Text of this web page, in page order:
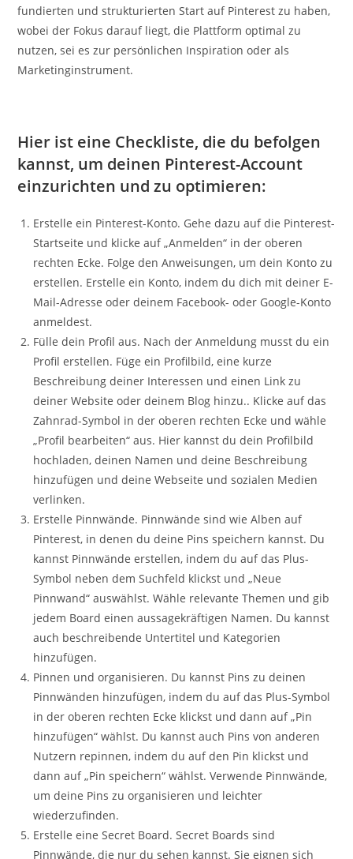
fundierten und strukturierten Start auf Pinterest zu haben,
wobei der Fokus darauf liegt, die Plattform optimal zu
nutzen, sei es zur persönlichen Inspiration oder als
Marketinginstrument.
Hier ist eine Checkliste, die du befolgen
kannst, um deinen Pinterest-Account
einzurichten und zu optimieren:
Erstelle ein Pinterest-Konto. Gehe dazu auf die Pinterest-
Startseite und klicke auf „Anmelden“ in der oberen
rechten Ecke. Folge den Anweisungen, um dein Konto zu
erstellen. Erstelle ein Konto, indem du dich mit deiner E-
Mail-Adresse oder deinem Facebook- oder Google-Konto
anmeldest.
Fülle dein Profil aus. Nach der Anmeldung musst du ein
Profil erstellen. Füge ein Profilbild, eine kurze
Beschreibung deiner Interessen und einen Link zu
deiner Website oder deinem Blog hinzu.. Klicke auf das
Zahnrad-Symbol in der oberen rechten Ecke und wähle
„Profil bearbeiten“ aus. Hier kannst du dein Profilbild
hochladen, deinen Namen und deine Beschreibung
hinzufügen und deine Webseite und sozialen Medien
verlinken.
Erstelle Pinnwände. Pinnwände sind wie Alben auf
Pinterest, in denen du deine Pins speichern kannst. Du
kannst Pinnwände erstellen, indem du auf das Plus-
Symbol neben dem Suchfeld klickst und „Neue
Pinnwand“ auswählst. Wähle relevante Themen und gib
jedem Board einen aussagekräftigen Namen. Du kannst
auch beschreibende Untertitel und Kategorien
hinzufügen.
Pinnen und organisieren. Du kannst Pins zu deinen
Pinnwänden hinzufügen, indem du auf das Plus-Symbol
in der oberen rechten Ecke klickst und dann auf „Pin
hinzufügen“ wählst. Du kannst auch Pins von anderen
Nutzern repinnen, indem du auf den Pin klickst und
dann auf „Pin speichern“ wählst. Verwende Pinnwände,
um deine Pins zu organisieren und leichter
wiederzufinden.
Erstelle eine Secret Board. Secret Boards sind
Pinnwände, die nur du sehen kannst. Sie eignen sich